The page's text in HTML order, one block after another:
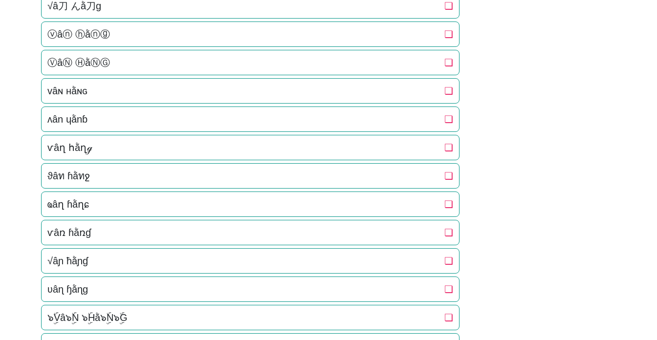
√â刀 んằ刀g ❏
ⓥâⓝ ⓗằⓝⓖ ❏
ⓋâⓃ ⒽằⓃⒼ ❏
vâɴ нằɴԍ ❏
ʌân ɥằnɓ ❏
ѵâղ հằղℊ ❏
ϑâท ɦằทջ ❏
ҩâղ ɦằղɕ ❏
ѵâռ ɦằռɠ ❏
√âɲ ħằɲɠ ❏
ʋâɳ ɧằɳɡ ❏
๖ۣۜVâ๖ۣۜN ๖ۣۜHằ๖ۣۜN๖ۣۜG ❏